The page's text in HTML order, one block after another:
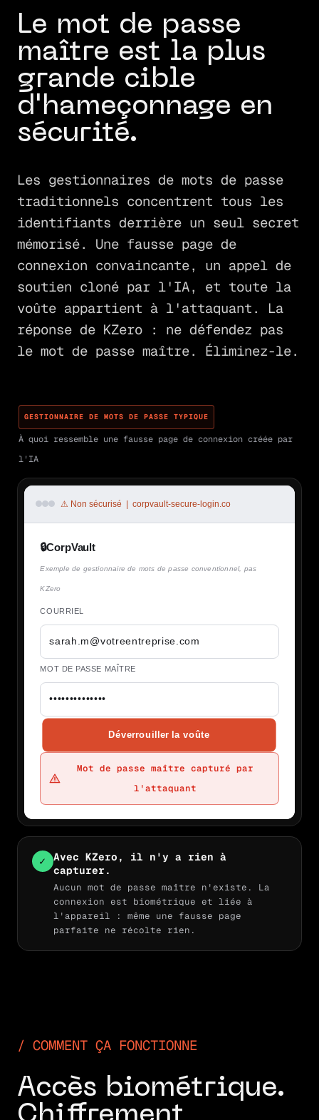
Le mot de passe
maître est la plus
grande cible
d'hameçonnage en
sécurité.
Les gestionnaires de mots de passe
traditionnels concentrent tous les
identifiants derrière un seul secret
mémorisé. Une fausse page de
connexion convaincante, un appel de
soutien cloné par l'IA, et toute la
voûte appartient à l'attaquant. La
réponse de KZero : ne défendez pas
le mot de passe maître. Éliminez-le.
GESTIONNAIRE DE MOTS DE PASSE TYPIQUE
À quoi ressemble une fausse page de connexion créée par
l'IA
⚠ Non sécurisé | corpvault-secure-login.co
🔒CorpVault
Exemple de gestionnaire de mots de passe conventionnel, pas
KZero
COURRIEL
sarah.m@votreentreprise.com
MOT DE PASSE MAÎTRE
••••••••••••••
Déverrouiller la voûte
Mot de passe maître capturé par
l'attaquant
✓
Avec KZero, il n'y a rien à
capturer.
Aucun mot de passe maître n'existe. La
connexion est biométrique et liée à
l'appareil : même une fausse page
parfaite ne récolte rien.
COMMENT ÇA FONCTIONNE
Accès biométrique.